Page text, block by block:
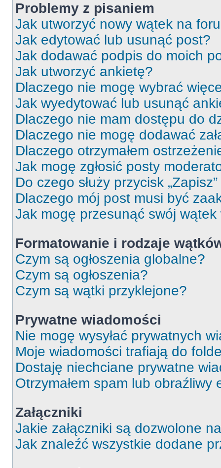
Problemy z pisaniem
Jak utworzyć nowy wątek na
Jak edytować lub usunąć post?
Jak dodawać podpis do moich
Jak utworzyć ankietę?
Dlaczego nie mogę wybrać
Jak wyedytować lub usunąć
Dlaczego nie mam dostępu do
Dlaczego nie mogę dodawać
Dlaczego otrzymałem
Jak mogę zgłosić posty
Do czego służy przycisk
Dlaczego mój post musi być
Jak mogę przesunąć swój wątek
Formatowanie i rodzaje
Czym są ogłoszenia globalne?
Czym są ogłoszenia?
Czym są wątki przyklejone?
Prywatne wiadomości
Nie mogę wysyłać prywatnych
Moje wiadomości trafiają do
Dostaję niechciane prywatne
Otrzymałem spam lub
Załączniki
Jakie załączniki są dozwolone
Jak znaleźć wszystkie dodane